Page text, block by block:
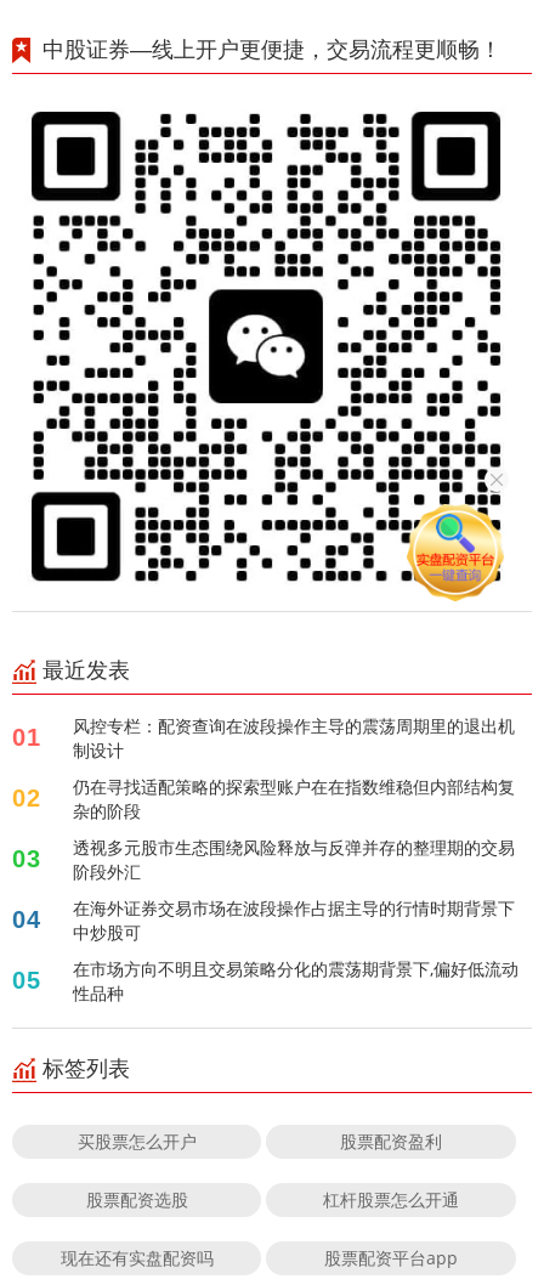
中股证券—线上开户更便捷，交易流程更顺畅！
最近发表
01
风控专栏：配资查询在波段操作主导的震荡周期里的退出机
制设计
02
仍在寻找适配策略的探索型账户在在指数维稳但内部结构复
杂的阶段
03
透视多元股市生态围绕风险释放与反弹并存的整理期的交易
阶段外汇
04
在海外证券交易市场在波段操作占据主导的行情时期背景下
中炒股可
05
在市场方向不明且交易策略分化的震荡期背景下,偏好低流动
性品种
标签列表
买股票怎么开户 股票配资盈利
股票配资选股 杠杆股票怎么开通
现在还有实盘配资吗 股票配资平台app